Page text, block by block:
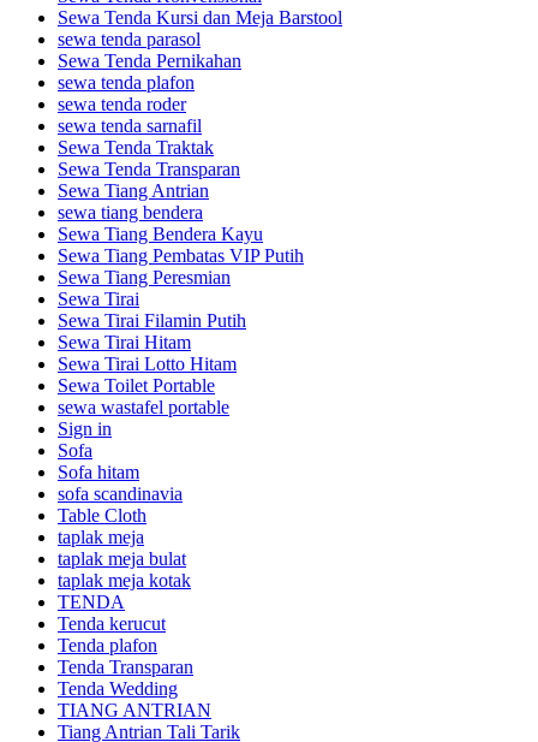
Sewa Tenda Kursi dan Meja Barstool
sewa tenda parasol
Sewa Tenda Pernikahan
sewa tenda plafon
sewa tenda roder
sewa tenda sarnafil
Sewa Tenda Traktak
Sewa Tenda Transparan
Sewa Tiang Antrian
sewa tiang bendera
Sewa Tiang Bendera Kayu
Sewa Tiang Pembatas VIP Putih
Sewa Tiang Peresmian
Sewa Tirai
Sewa Tirai Filamin Putih
Sewa Tirai Hitam
Sewa Tirai Lotto Hitam
Sewa Toilet Portable
sewa wastafel portable
Sign in
Sofa
Sofa hitam
sofa scandinavia
Table Cloth
taplak meja
taplak meja bulat
taplak meja kotak
TENDA
Tenda kerucut
Tenda plafon
Tenda Transparan
Tenda Wedding
TIANG ANTRIAN
Tiang Antrian Tali Tarik